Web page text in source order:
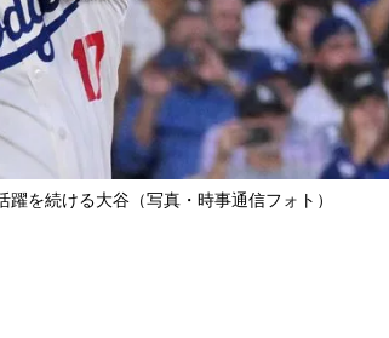
を続ける大谷（写真・時事通信フォト）